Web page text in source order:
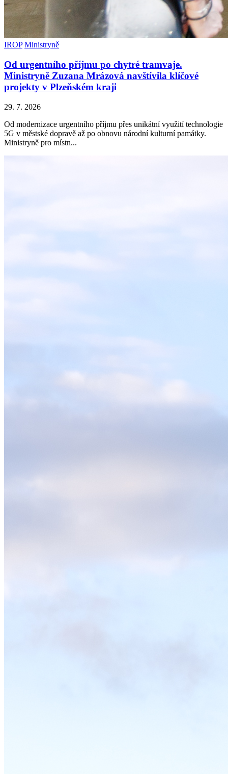
IROP Ministryně
Od urgentního příjmu po chytré tramvaje.
Ministryně Zuzana Mrázová navštívila klíčové
projekty v Plzeňském kraji
29. 7. 2026
Od modernizace urgentního příjmu přes unikátní využití technologie
5G v městské dopravě až po obnovu národní kulturní památky.
Ministryně pro místn...